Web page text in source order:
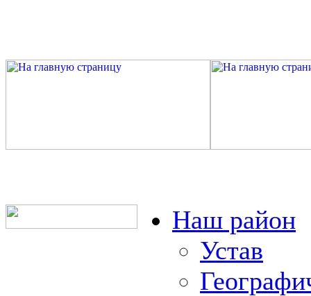
Наш район
Устав